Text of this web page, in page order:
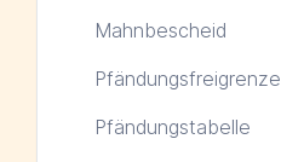
Mahnbescheid
Pfändungsfreigrenze
Pfändungstabelle